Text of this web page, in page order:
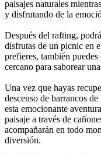
paisajes naturales
y disfrutando de la
Después del rafting,
disfrutas de un picnic en
prefieres, también
cercano para saborear
Una vez que hayas
descenso de barrancos
esta emocionante
paisaje a través de
acompañarán en todo
diversión.